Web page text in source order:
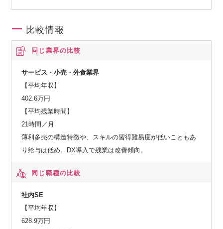
めの新規事業にも積極的に挑戦していきます。
ジョンに共感し、共に未来を切り拓いてくれる新しい仲間を
心から歓迎します！
イオンネクストの挑戦を支える、圧倒的なアドバンテージ
イオンネクストの挑戦は、イオングループの強固な基盤と世
界最先端のテクノロジーによって支えられています。
これらが、私たちのオンラインマーケット「Green Beans」
2024年2月末現在、売上高9.5兆円超、5,000万人を超える会員
数を誇るイオングループ。
この揺るぎない基盤が、私たちの事業成長の強力なエンジン
比較情報
同じ業界の比較
サービス・小売・外食業界
【平均年収】
402.6万円
【平均残業時間】
21時間／月
薄利多売の構造特徴や、スキルの習得難易度が低いこともあ
り給与は低め。DX導入で残業は改善傾向。
同じ職種の比較
社内SE
【平均年収】
628.9万円